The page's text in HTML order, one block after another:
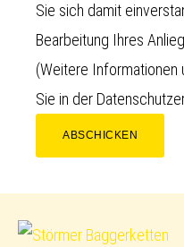
Sie sich damit
Bearbeitung Ihres
(Weitere Informationen
Sie in der
ABSCHICKEN